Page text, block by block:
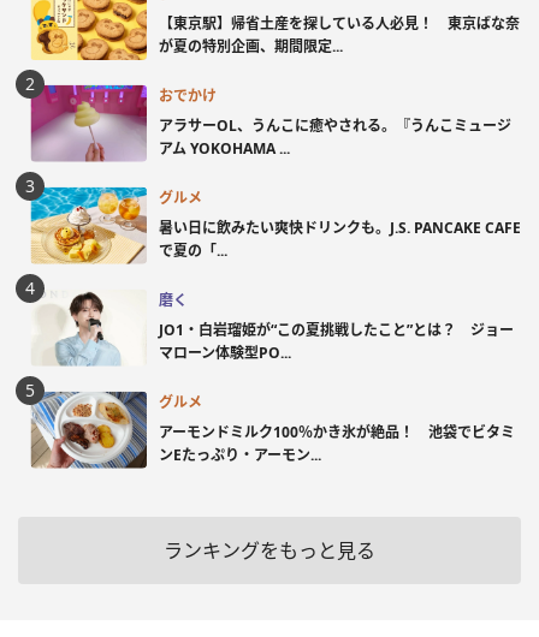
【東京駅】帰省土産を探している人必見！ 東京ばな奈
が夏の特別企画、期間限定...
おでかけ
アラサーOL、うんこに癒やされる。『うんこミュージ
アム YOKOHAMA ...
グルメ
暑い日に飲みたい爽快ドリンクも。J.S. PANCAKE CAFE
で夏の「...
磨く
JO1・白岩瑠姫が“この夏挑戦したこと”とは？ ジョー
マローン体験型PO...
グルメ
アーモンドミルク100％かき氷が絶品！ 池袋でビタミ
ンEたっぷり・アーモン...
ランキングをもっと見る